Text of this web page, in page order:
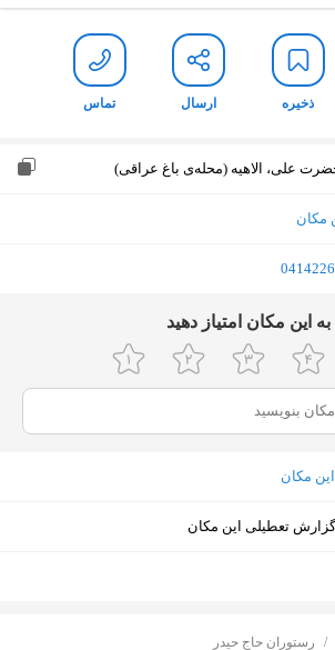
ذخیره ارسال تماس
علی، الاهیه (محله‌ی باغ عراقی)
مکان
ﺑﻪ اﯾﻦ ﻣﮑﺎن اﻣﺘﯿﺎز دﻫﯿﺪ
مکان
تعطیلی این مکان
/ رستوران حاج حیدر